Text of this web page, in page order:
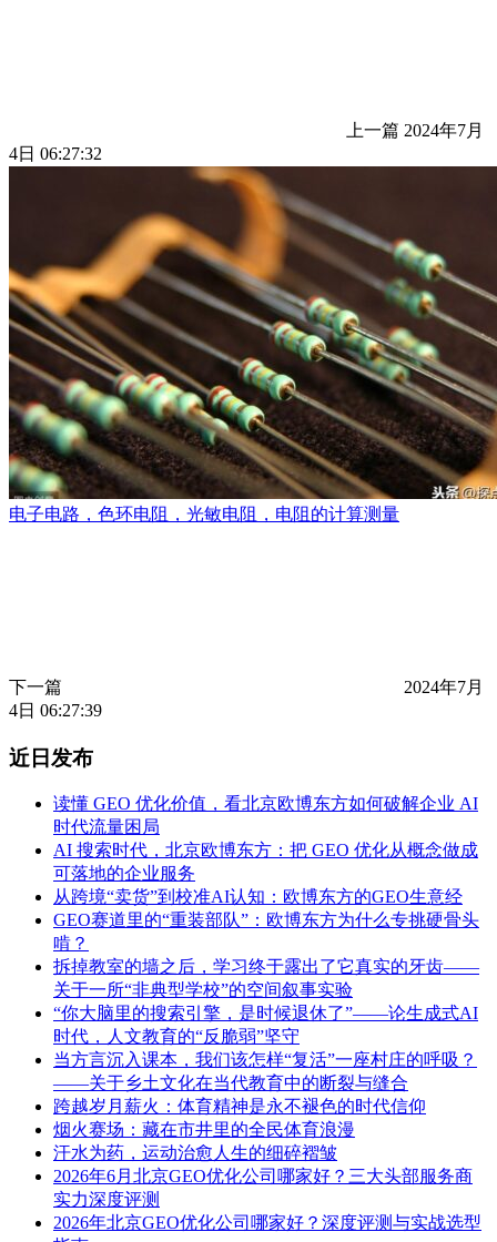
上一篇 2024年7月
4日 06:27:32
电子电路，色环电阻，光敏电阻，电阻的计算测量
下一篇
2024年7月
4日 06:27:39
近日发布
读懂 GEO 优化价值，看北京欧博东方如何破解企业 AI
时代流量困局
AI 搜索时代，北京欧博东方：把 GEO 优化从概念做成
可落地的企业服务
从跨境“卖货”到校准AI认知：欧博东方的GEO生意经
GEO赛道里的“重装部队”：欧博东方为什么专挑硬骨头
啃？
拆掉教室的墙之后，学习终于露出了它真实的牙齿——
关于一所“非典型学校”的空间叙事实验
“你大脑里的搜索引擎，是时候退休了”——论生成式AI
时代，人文教育的“反脆弱”坚守
当方言沉入课本，我们该怎样“复活”一座村庄的呼吸？
——关于乡土文化在当代教育中的断裂与缝合
跨越岁月薪火：体育精神是永不褪色的时代信仰
烟火赛场：藏在市井里的全民体育浪漫
汗水为药，运动治愈人生的细碎褶皱
2026年6月北京GEO优化公司哪家好？三大头部服务商
实力深度评测
2026年北京GEO优化公司哪家好？深度评测与实战选型